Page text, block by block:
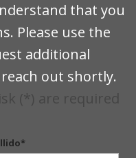
that you
Please use the
additional
out shortly.
(*) are required